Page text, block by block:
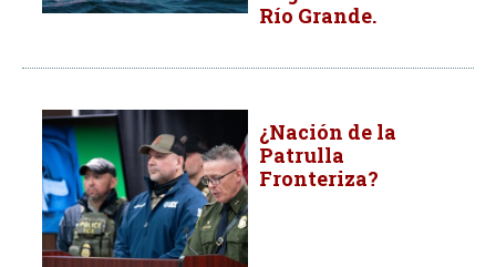
Río Grande.
¿Nación de la
Patrulla
Fronteriza?